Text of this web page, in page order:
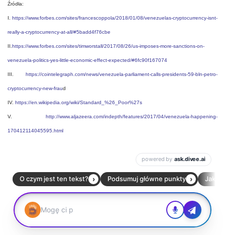
Źródła:
I. https://www.forbes.com/sites/francescoppola/2018/01/08/venezuelas-cryptocurrency-isnt-
really-a-cryptocurrency-at-all/#5badd4f76cbe
II. https://www.forbes.com/sites/timworstall/2017/08/26/us-imposes-more-sanctions-on-
venezuela-politics-yes-little-economic-effect-expected/#6fc90f167074
III. https://cointelegraph.com/news/venezuela-parliament-calls-presidents-59-bln-petro-
cryptocurrency-new-fraud
IV. https://en.wikipedia.org/wiki/Standard_%26_Poor%27s
V. http://www.aljazeera.com/indepth/features/2017/04/venezuela-happening-
170412114045595.html